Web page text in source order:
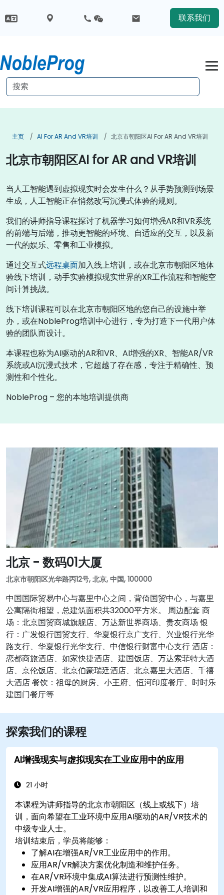
联系我们
主页 AI For AR And VR培训 北京市朝阳区AI For AR And VR培训
北京市朝阳区AI for AR and VR培训
当人工智能遇到虚拟现实时会发生什么？从手势预测到场景
生成，人工智能正在悄然改写沉浸式体验的规则。
我们的讲师指导课程探讨了机器学习如何增强AR和VR系统
的前端与后端，推动更智能的环境、自适应的交互，以及新
一代的娱乐、零售和工业模拟。
通过交互式远程桌面加入线上培训，或在北京市朝阳区地体
验线下培训，动手实验模拟现实世界的XR工作流程和智能空
间计算挑战。
线下培训课程可以在北京市朝阳区地的您自己的设施中举
办，或在NobleProg培训中心进行，专为打造下一代用户体
验的团队而设计。
本课程也称为AI驱动的AR和VR、AI增强的XR、智能AR/VR
系统或AI沉浸式技术，它超越了存在感，专注于精确性、预
测性和个性化。
NobleProg – 您的本地培训提供商
北京 - 数码01大厦
北京市朝阳区光华路丙12号, 北京, 中国, 100000
中国国际贸易中心与嘉里中心之间，背倚国贸中心，与嘉里
公寓隔街相望，总建筑面积共32000平方米。 周边配套 商
场：北京国贸商城旗舰店、万达新世界商场、贵友商场 银
行：广发银行国贸支行、华夏银行京广支行、兴业银行光华
路支行、华夏银行光华支行、中信银行财富中心支行 酒店：
恋都商旅酒店、如家快捷酒店、建国饭店、万达索菲特大酒
店、京伦饭店、北京伯豪瑞廷酒店、北京嘉里大酒店、千禧
大酒店 餐饮：祖母的厨房、小王府、恒河印度餐厅、时时乐
建国门餐厅等
探索我们的课程
AI增强现实与虚拟现实在工业应用中的应用
21 小时
本课程为讲师指导的北京市朝阳区（线上或线下）培
训，面向希望在工业环境中应用AI驱动的AR/VR技术的
中级专业人士。
培训结束后，学员将能够：
了解AI在增强AR/VR工业应用中的作用。
应用AR/VR解决方案优化制造和维护任务。
在AR/VR环境中集成AI算法进行预测性维护。
开发AI增强的AR/VR应用程序，以改善工人培训和